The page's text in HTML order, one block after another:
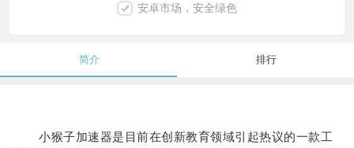
安卓市场，安全绿色
简介 排行
小猴子加速器是目前在创新教育领域引起热议的一款工